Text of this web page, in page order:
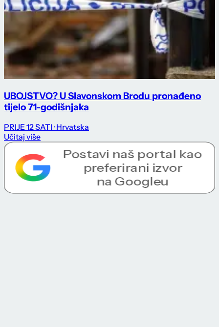
UBOJSTVO? U Slavonskom Brodu pronađeno
tijelo 71-godišnjaka
PRIJE 12 SATI · Hrvatska
Učitaj više